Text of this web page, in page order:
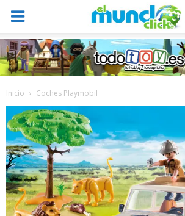
Inicio Coches Playmobil